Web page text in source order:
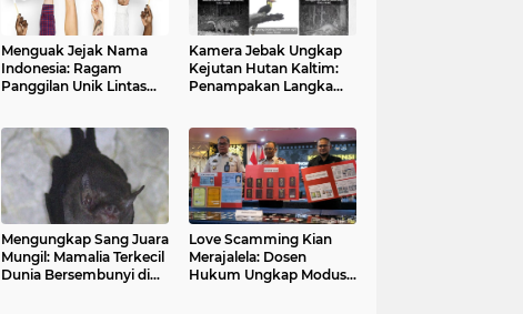
Menguak Jejak Nama
Indonesia: Ragam
Panggilan Unik Lintas
Kamera Jebak Ungkap
Kejutan Hutan Kaltim:
Penampakan Langka
Mengungkap Sang Juara
Mungil: Mamalia Terkecil
Dunia Bersembunyi di
Love Scamming Kian
Merajalela: Dosen
Hukum Ungkap Modus